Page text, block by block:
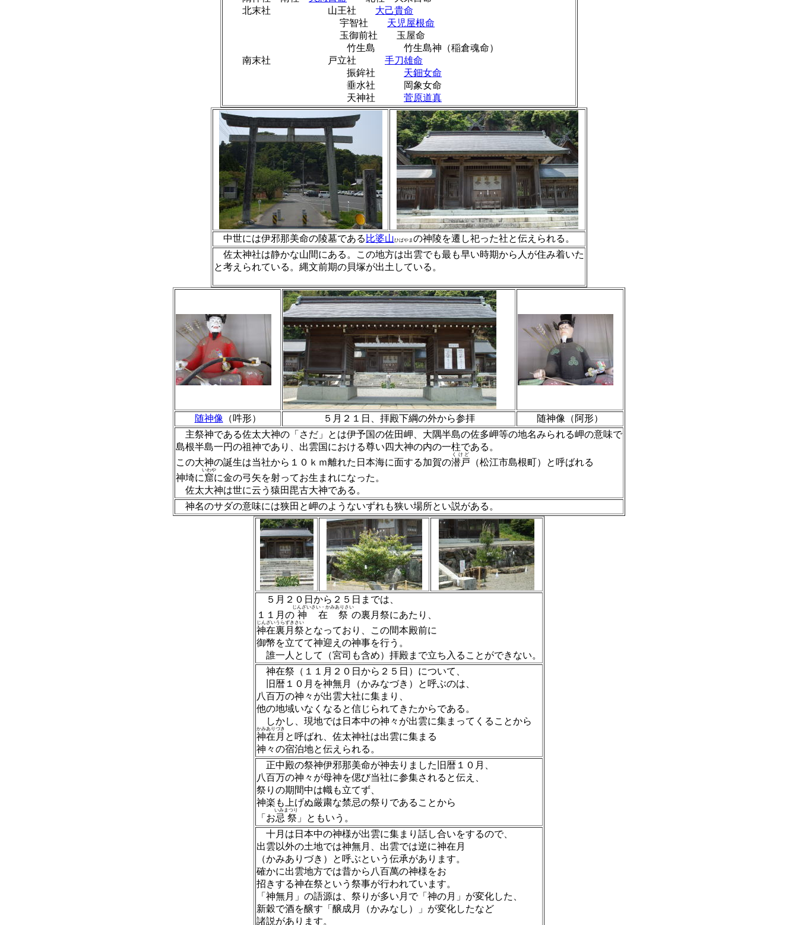
北末社 山王社 大己貴命
宇智社 天児屋根命
玉御前社 玉屋命
竹生島 竹生島神（稲倉魂命）
南末社 戸立社 手刀雄命
振鉾社 天鈿女命
垂水社 岡象女命
天神社 菅原道真
中世には伊邪那美命の陵墓である 比婆山ひばやま の神陵を遷し祀った社と伝えられる。
佐太神社は静かな山間にある。この地方は出雲でも最も早い時期から人が住み着いた
と考えられている。縄文前期の貝塚が出土している。
随神像 （吽形） ５月２１日、拝殿下綱の外から参拝
随神像（阿形）
主祭神である佐太大神の「さだ」とは伊予国の佐田岬、大隅半島の佐多岬等の地名みられる岬の意味で
島根半島一円の祖神であり、出雲国における尊い四大神の内の一柱である。
この大神の誕生は当社から１０ｋｍ離れた日本海に面する加賀の潜戸
くけど
（松江市島根町）と呼ばれる
神埼に窟
いわや
に金の弓矢を射ってお生まれになった。
佐太大神は世に云う猿田毘古大神である。
神名のサダの意味には狭田と岬のようないずれも狭い場所とい説がある。
５月２０日から２５日までは、
１１月の 神在祭
じんざいさい・かみありさい
の裏月祭にあたり、
神在裏月祭
じんざいうらずきさい
となっており、この間本殿前に
御幣を立てて神迎えの神事を行う。
誰一人として（宮司も含め）拝殿まで立ち入ることができない。
神在祭（１１月２０日から２５日）について、
旧暦１０月を神無月（かみなづき）と呼ぶのは、
八百万の神々が出雲大社に集まり、
他の地域いなくなると信じられてきたからである。
しかし、現地では日本中の神々が出雲に集まってくることから
神在月
かみありづき
と呼ばれ、佐太神社は出雲に集まる
神々の宿泊地と伝えられる。
正中殿の祭神伊邪那美命が神去りました旧暦１０月、
八百万の神々が母神を偲び当社に参集されると伝え、
祭りの期間中は幟も立てず、
神楽も上げぬ厳粛な禁忌の祭りであることから
「お忌祭
いみまつり
」ともいう。
十月は日本中の神様が出雲に集まり話し合いをするので、
出雲以外の土地では神無月、出雲では逆に神在月
（かみありづき）と呼ぶという 伝承があります。
確かに出雲地方では昔から八百萬の神様をお
招きする神在祭という祭事が行われています。
「神無月」の語源は、祭りが多い月で「神の月」が変化した、
新穀で酒を醸す「醸成月（かみなし）」が変化したなど
諸説があります。